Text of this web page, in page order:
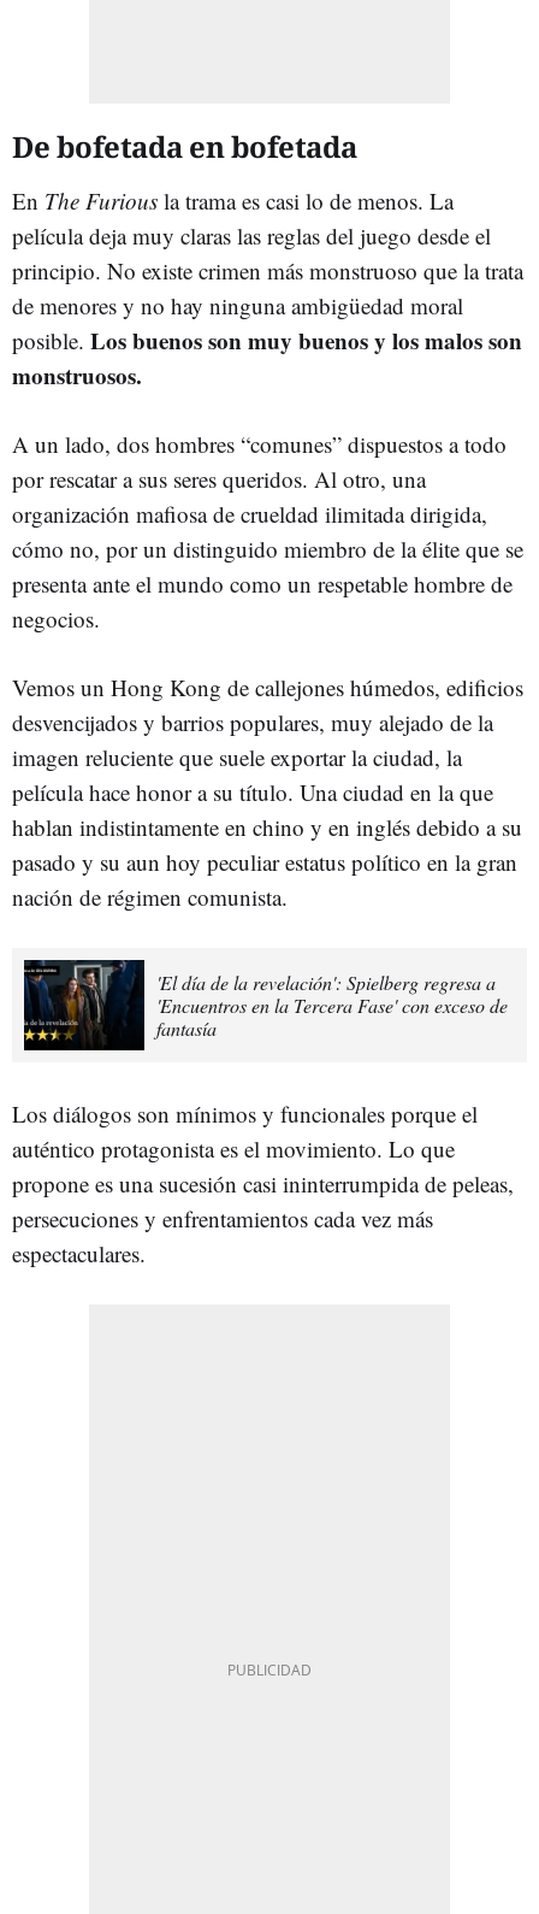
De bofetada en bofetada
En The Furious la trama es casi lo de menos. La
película deja muy claras las reglas del juego desde el
principio. No existe crimen más monstruoso que la trata
de menores y no hay ninguna ambigüedad moral
posible. Los buenos son muy buenos y los malos son
monstruosos.
A un lado, dos hombres “comunes” dispuestos a todo
por rescatar a sus seres queridos. Al otro, una
organización mafiosa de crueldad ilimitada dirigida,
cómo no, por un distinguido miembro de la élite que se
presenta ante el mundo como un respetable hombre de
negocios.
Vemos un Hong Kong de callejones húmedos, edificios
desvencijados y barrios populares, muy alejado de la
imagen reluciente que suele exportar la ciudad, la
película hace honor a su título. Una ciudad en la que
hablan indistintamente en chino y en inglés debido a su
pasado y su aun hoy peculiar estatus político en la gran
nación de régimen comunista.
'El día de la revelación': Spielberg regresa a
'Encuentros en la Tercera Fase' con exceso de
fantasía
Los diálogos son mínimos y funcionales porque el
auténtico protagonista es el movimiento. Lo que
propone es una sucesión casi ininterrumpida de peleas,
persecuciones y enfrentamientos cada vez más
espectaculares.